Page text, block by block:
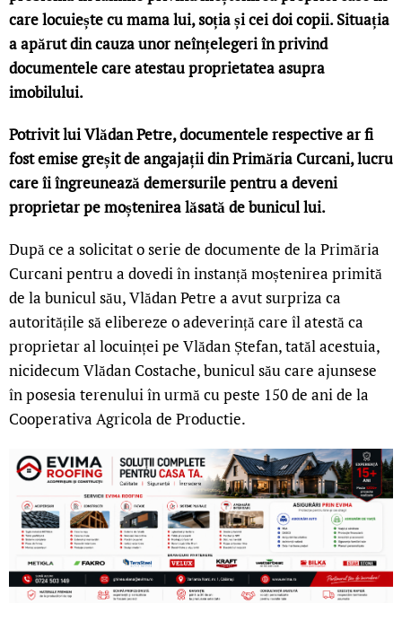
care locuiește cu mama lui, soția și cei doi copii. Situația
a apărut din cauza unor neînțelegeri în privind
documentele care atestau proprietatea asupra
imobilului.
Potrivit lui Vlădan Petre, documentele respective ar fi
fost emise greșit de angajații din Primăria Curcani, lucru
care îi îngreunează demersurile pentru a deveni
proprietar pe moștenirea lăsată de bunicul lui.
După ce a solicitat o serie de documente de la Primăria
Curcani pentru a dovedi în instanță moștenirea primită
de la bunicul său, Vlădan Petre a avut surpriza ca
autoritățile să elibereze o adeverință care îl atestă ca
proprietar al locuinței pe Vlădan Ștefan, tatăl acestuia,
nicidecum Vlădan Costache, bunicul său care ajunsese
în posesia terenului în urmă cu peste 150 de ani de la
Cooperativa Agricola de Productie.